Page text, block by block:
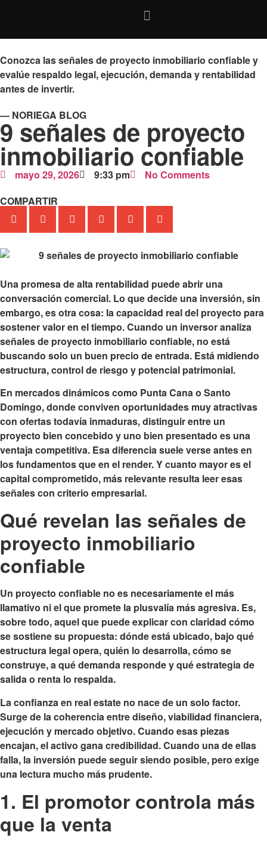
Conozca las señales de proyecto inmobiliario confiable y
evalúe respaldo legal, ejecución, demanda y rentabilidad
antes de invertir.
— NORIEGA BLOG
9 señales de proyecto
inmobiliario confiable
mayo 29, 2026 9:33 pm
No Comments
COMPARTIR
Una promesa de alta rentabilidad puede abrir una
conversación comercial. Lo que decide una inversión, sin
embargo, es otra cosa: la capacidad real del proyecto para
sostener valor en el tiempo. Cuando un inversor analiza
señales de proyecto inmobiliario confiable, no está
buscando solo un buen precio de entrada. Está midiendo
estructura, control de riesgo y potencial patrimonial.
En mercados dinámicos como Punta Cana o Santo
Domingo, donde conviven oportunidades muy atractivas
con ofertas todavía inmaduras, distinguir entre un
proyecto bien concebido y uno bien presentado es una
ventaja competitiva. Esa diferencia suele verse antes en
los fundamentos que en el render. Y cuanto mayor es el
capital comprometido, más relevante resulta leer esas
señales con criterio empresarial.
Qué revelan las señales de
proyecto inmobiliario
confiable
Un proyecto confiable no es necesariamente el más
llamativo ni el que promete la plusvalía más agresiva. Es,
sobre todo, aquel que puede explicar con claridad cómo
se sostiene su propuesta: dónde está ubicado, bajo qué
estructura legal opera, quién lo desarrolla, cómo se
construye, a qué demanda responde y qué estrategia de
salida o renta lo respalda.
La confianza en real estate no nace de un solo factor.
Surge de la coherencia entre diseño, viabilidad financiera,
ejecución y mercado objetivo. Cuando esas piezas
encajan, el activo gana credibilidad. Cuando una de ellas
falla, la inversión puede seguir siendo posible, pero exige
una lectura mucho más prudente.
1. El promotor controla más
que la venta